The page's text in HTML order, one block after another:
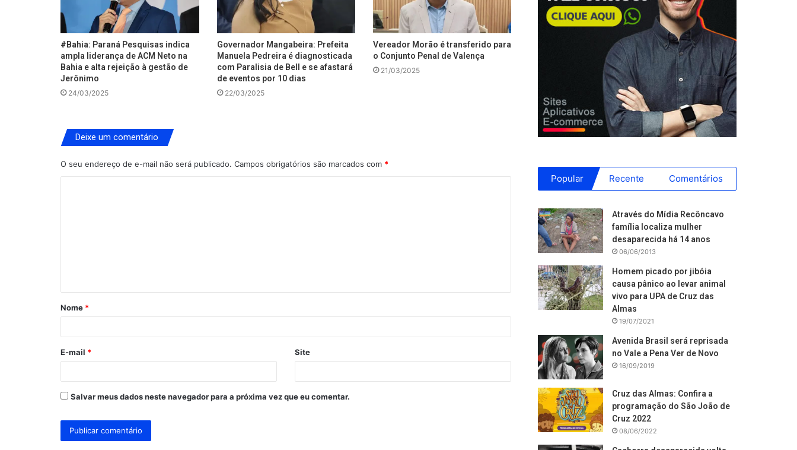
#Bahia: Paraná Pesquisas indica
ampla liderança de ACM Neto na
Bahia e alta rejeição à gestão de
Jerônimo
24/03/2025
Governador Mangabeira: Prefeita
Manuela Pedreira é diagnosticada
com Paralisia de Bell e se afastará
de eventos por 10 dias
22/03/2025
Vereador Morão é transferido para
o Conjunto Penal de Valença
21/03/2025
Deixe um comentário
O seu endereço de e-mail não será publicado. Campos obrigatórios são marcados com *
á
r
*
Nome *
E-mail * Site
Salvar meus dados neste navegador para a próxima vez que eu comentar.
Popular Recente Comentários
Através do Mídia Recôncavo
família localiza mulher
desaparecida há 14 anos
06/06/2013
Homem picado por jibóia
causa pânico ao levar animal
vivo para UPA de Cruz das
Almas
19/07/2021
Avenida Brasil será reprisada
no Vale a Pena Ver de Novo
16/09/2019
Cruz das Almas: Confira a
programação do São João de
Cruz 2022
08/06/2022